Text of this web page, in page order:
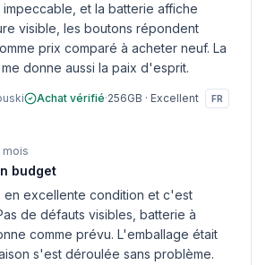
et la batterie affiche
visible, les boutons répondent
prix comparé à acheter neuf. La
donne aussi la paix d'esprit.
Achat vérifié·256GB · Excellent FR
mois
budget
en excellente condition et c'est
de défauts visibles, batterie à
comme prévu. L'emballage était
s'est déroulée sans problème.